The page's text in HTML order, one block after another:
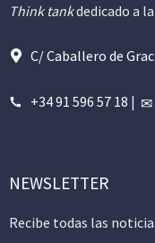
Think tankdedicado a
C/ Caballero de
+34 91 596 57 18 |
NEWSLETTER
Recibe todas las